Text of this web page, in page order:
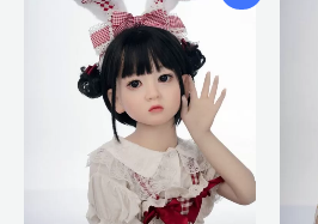
€549.11
durch
€635.11
mehrere
Die
Optionen